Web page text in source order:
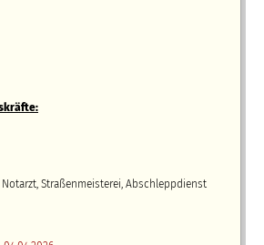
Straßenmeisterei, Abschleppdienst